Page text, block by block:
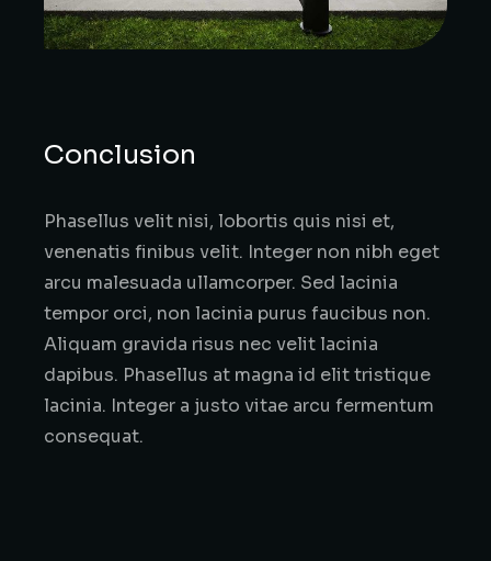
Conclusion
Phasellus velit nisi, lobortis quis nisi et,
venenatis finibus velit. Integer non nibh eget
arcu malesuada ullamcorper. Sed lacinia
tempor orci, non lacinia purus faucibus non.
Aliquam gravida risus nec velit lacinia
dapibus. Phasellus at magna id elit tristique
lacinia. Integer a justo vitae arcu fermentum
consequat.